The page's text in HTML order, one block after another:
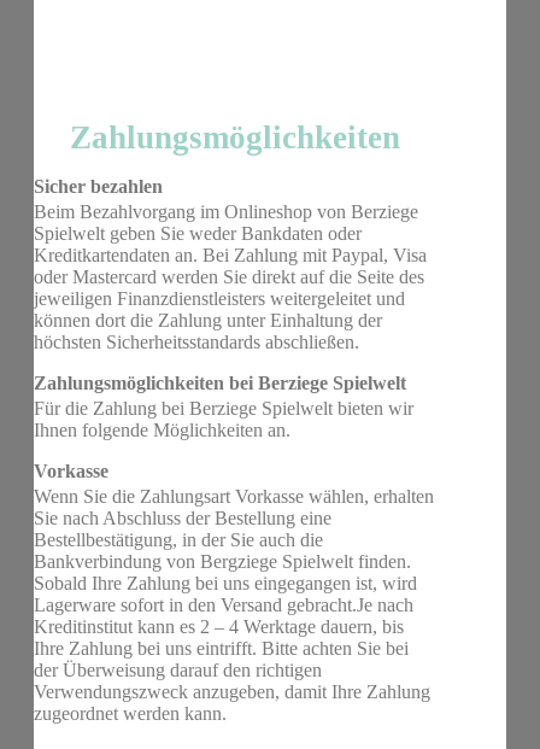
Zahlungsmöglichkeiten
Sicher bezahlen
Beim Bezahlvorgang im Onlineshop von Berziege
Spielwelt geben Sie weder Bankdaten oder
Kreditkartendaten an. Bei Zahlung mit Paypal, Visa
oder Mastercard werden Sie direkt auf die Seite des
jeweiligen Finanzdienstleisters weitergeleitet und
können dort die Zahlung unter Einhaltung der
höchsten Sicherheitsstandards abschließen.
Zahlungsmöglichkeiten bei Berziege Spielwelt
Für die Zahlung bei Berziege Spielwelt bieten wir
Ihnen folgende Möglichkeiten an.
Vorkasse
Wenn Sie die Zahlungsart Vorkasse wählen, erhalten
Sie nach Abschluss der Bestellung eine
Bestellbestätigung, in der Sie auch die
Bankverbindung von Bergziege Spielwelt finden.
Sobald Ihre Zahlung bei uns eingegangen ist, wird
Lagerware sofort in den Versand gebracht.Je nach
Kreditinstitut kann es 2 – 4 Werktage dauern, bis
Ihre Zahlung bei uns eintrifft. Bitte achten Sie bei
der Überweisung darauf den richtigen
Verwendungszweck anzugeben, damit Ihre Zahlung
zugeordnet werden kann.